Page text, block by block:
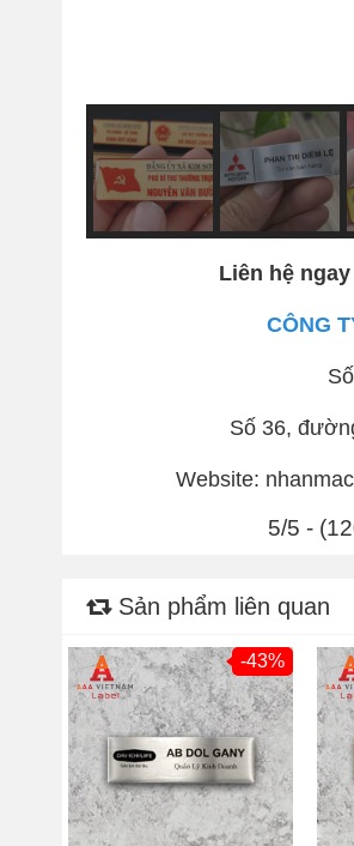
Liên hệ
CÔNG
Số 36,
Website:
5/5 -
Sản phẩm liên quan
-43%